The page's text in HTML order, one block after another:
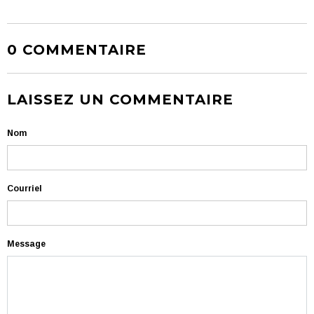
0 COMMENTAIRE
LAISSEZ UN COMMENTAIRE
Nom
Courriel
Message